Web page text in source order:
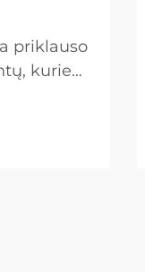
priklauso
kurie